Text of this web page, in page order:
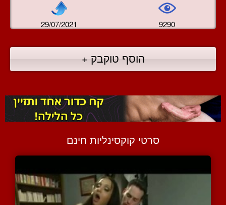
29/07/2021 9290
הוסף טוקבק +
סרטי קוקסינליות חינם